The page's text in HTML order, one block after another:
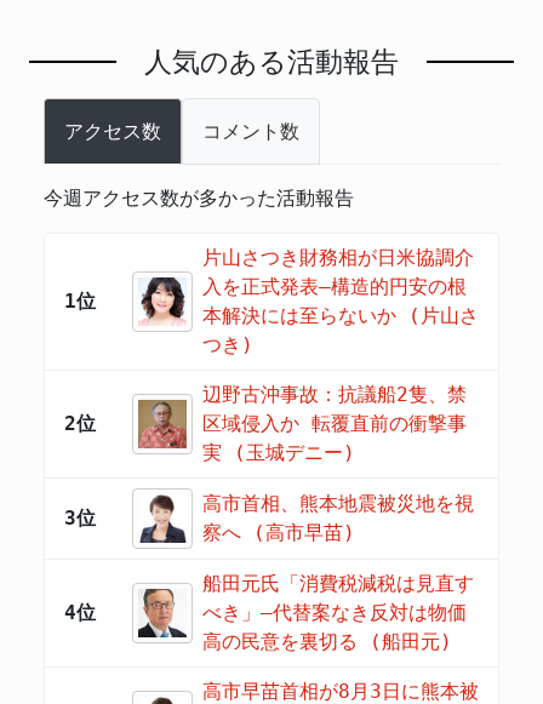
人気のある活動報告
アクセス数 コメント数
今週アクセス数が多かった活動報告
1位
片山さつき財務相が日米協調介
入を正式発表―構造的円安の根
本解決には至らないか (片山さ
つき)
2位
辺野古沖事故：抗議船2隻、禁
区域侵入か 転覆直前の衝撃事
実 (玉城デニー)
3位
高市首相、熊本地震被災地を視
察へ (高市早苗)
4位
船田元氏「消費税減税は見直す
べき」―代替案なき反対は物価
高の民意を裏切る (船田元)
高市早苗首相が8月3日に熊本被